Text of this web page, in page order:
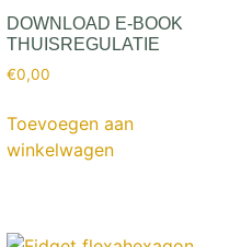
DOWNLOAD E-BOOK
THUISREGULATIE
€0,00
Toevoegen aan
winkelwagen